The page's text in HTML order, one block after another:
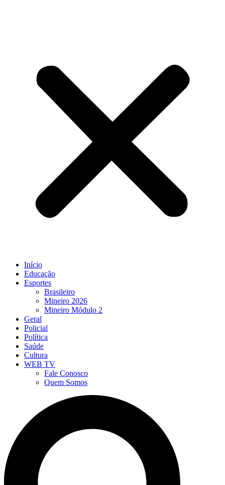
Início
Educação
Esportes
Brasileiro
Mineiro 2026
Mineiro Módulo 2
Geral
Policial
Política
Saúde
Cultura
WEB TV
Fale Conosco
Quem Somos